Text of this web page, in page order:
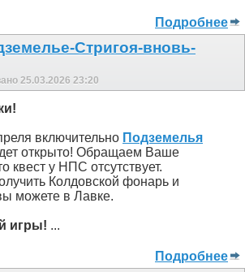
Подробнее
Стригоя-вновь-
25.03.2026 23:20
включительно Подземелья
открыто! Обращаем Ваше
квест у НПС отсутствует.
Колдовской фонарь и
можете в Лавке.
игры! ...
Подробнее